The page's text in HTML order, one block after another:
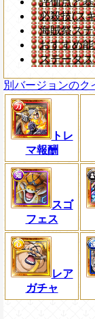
必殺技(ス
海賊祭ス
おすすめ
ステータス
別バージョンのク
トレ
マ報酬
スゴ
フェス
レア
ガチャ